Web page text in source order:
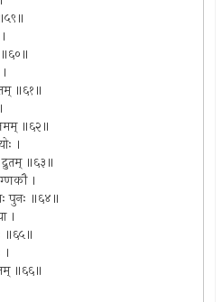
॥६०॥
॥६१॥
॥६२॥
।
द्रुतम् ॥६३॥
।
पुनः ॥६४॥
।
॥६५॥
॥६६॥